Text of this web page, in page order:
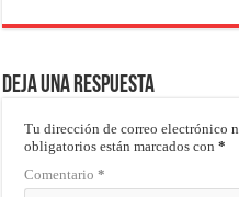
Deja una respuesta
Tu dirección de correo electrónico
obligatorios están marcados con*
Comentario*